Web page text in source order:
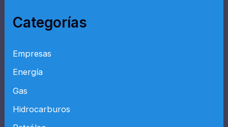
Categorías
Empresas
Energía
Gas
Hidrocarburos